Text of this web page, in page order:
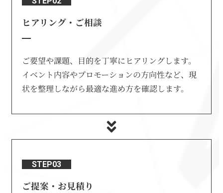
ヒアリング・ご相談
ご要望や課題、目的を丁寧にヒアリングします。
イベント内容やプロモーションの方向性など、現
状を整理しながら最適な進め方を確認します。
STEP03
ご提案・お見積り